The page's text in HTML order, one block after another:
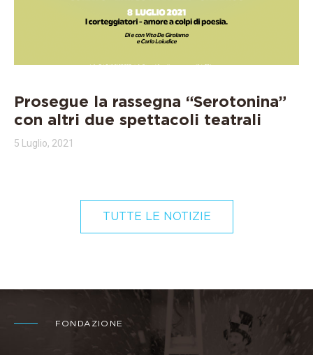
Prosegue la rassegna “Serotonina”
con altri due spettacoli teatrali
5 Luglio, 2021
TUTTE LE NOTIZIE
FONDAZIONE